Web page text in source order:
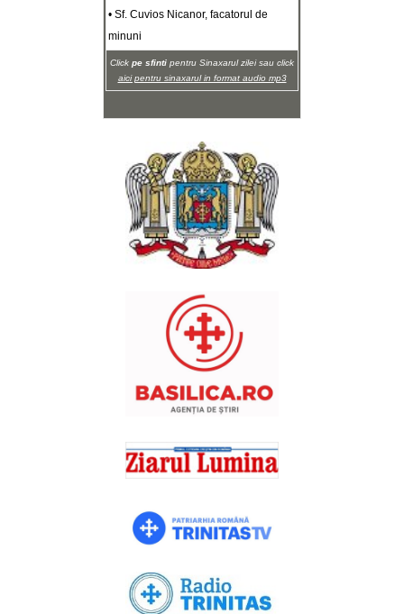
• Sf. Cuvios Nicanor, facatorul de
minuni
Click pe sfinti pentru Sinaxarul zilei sau click
aici pentru sinaxarul in format audio mp3